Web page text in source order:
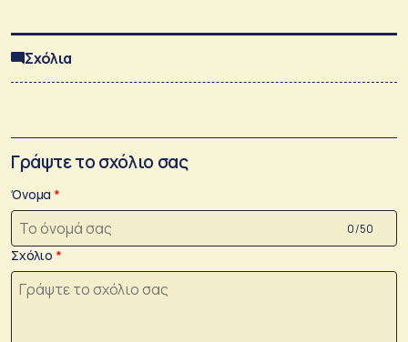
Σχόλια
Γράψτε το σχόλιο σας
Όνομα
0 /50
Σχόλιο